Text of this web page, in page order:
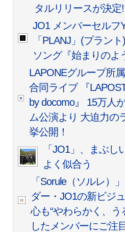
タルリリースが決定!
JO1 メンバーセルフ
「PLANJ」(プラン
ソング『始まりのよ
LAPONEグループ所
合同ライブ 『
by docomo』 15万人
ム公演より 大迫力の
挙公開！
「JO1」、まぶ
よく似合う
「Sorule（ソルレ）
ダー・JO1の新ビジ
心も“やわらかく、う
したメンバーにご注